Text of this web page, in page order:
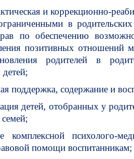
и коррекционно-
в
по обеспечению
позитивных отношений
родителей в
поддержка, содержание и
детей, отобранных у
комплексной психолого-
помощи воспитанникам;